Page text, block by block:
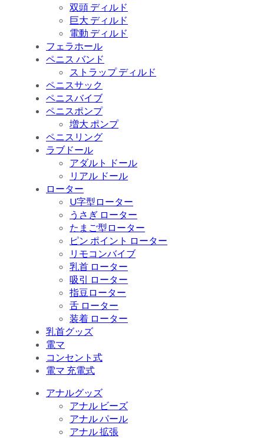
双頭 ディルド
巨大 ディルド
電動 ディルド
フェラホール
ペニス バンド
ストラップ ディルド
ペニスサック
ペニスバイブ
ペニスポンプ
増大 ポンプ
ペニスリング
ラブドール
アダルト ドール
リアル ドール
ローター
U字型ローター
うさぎ ローター
たまご型ローター
ピン ポイント ローター
リモコンバイブ
乳首 ローター
吸引 ローター
指豆ローター
舌 ローター
装着 ローター
乳首グッズ
電マ
コンセント式
電マ 充電式
アナルグッズ
アナル ビーズ
アナル パール
アナル 拡張